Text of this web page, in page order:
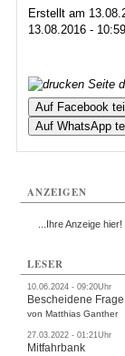
Erstellt am
13.08.2016 -
Seite
Auf Facebook
Auf WhatsApp
ANZEIGEN
...Ihre Anzeige hier!
LESER
10.06.2024 - 09:20Uhr
Bescheidene Frage
von Matthias Ganther
27.03.2022 - 01:21Uhr
Mitfahrbank